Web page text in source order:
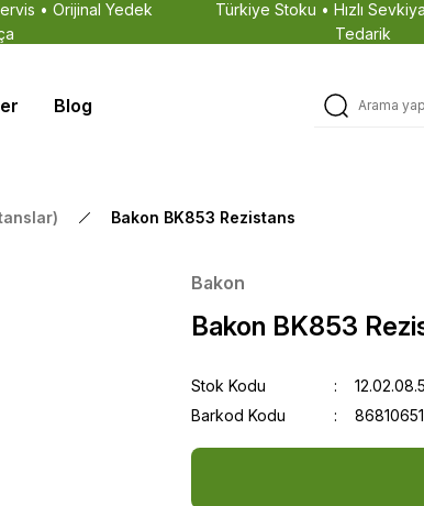
• Orijinal Yedek
Türkiye Stoku • Hızlı
Tedarik
Blog
Bakon BK853 Rezistans
Bakon
Bakon BK853
Stok Kodu
Barkod Kodu